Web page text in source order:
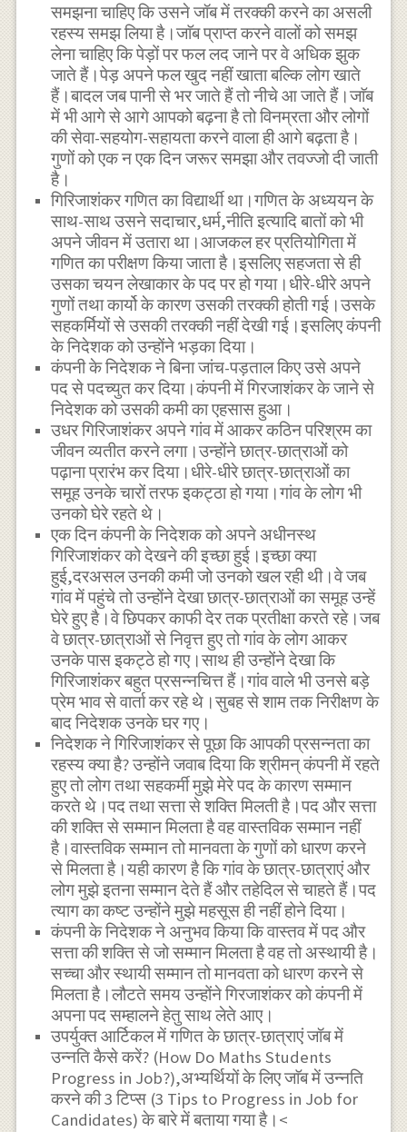
समझना चाहिए कि उसने जॉब में तरक्की करने का असली
रहस्य समझ लिया है।जाॅब प्राप्त करने वालों को समझ
लेना चाहिए कि पेड़ों पर फल लद जाने पर वे अधिक झुक
जाते हैं।पेड़ अपने फल खुद नहीं खाता बल्कि लोग खाते
हैं।बादल जब पानी से भर जाते हैं तो नीचे आ जाते हैं।जाॅब
में भी आगे से आगे आपको बढ़ना है तो विनम्रता और लोगों
की सेवा-सहयोग-सहायता करने वाला ही आगे बढ़ता है।
गुणों को एक न एक दिन जरूर समझा और तवज्जो दी जाती
है।
गिरिजाशंकर गणित का विद्यार्थी था।गणित के अध्ययन के
साथ-साथ उसने सदाचार,धर्म,नीति इत्यादि बातों को भी
अपने जीवन में उतारा था।आजकल हर प्रतियोगिता में
गणित का परीक्षण किया जाता है।इसलिए सहजता से ही
उसका चयन लेखाकार के पद पर हो गया।धीरे-धीरे अपने
गुणों तथा कार्यो के कारण उसकी तरक्की होती गई।उसके
सहकर्मियों से उसकी तरक्की नहीं देखी गई।इसलिए कंपनी
के निदेशक को उन्होंने भड़का दिया।
कंपनी के निदेशक ने बिना जांच-पड़ताल किए उसे अपने
पद से पदच्युत कर दिया।कंपनी में गिरजाशंकर के जाने से
निदेशक को उसकी कमी का एहसास हुआ।
उधर गिरिजाशंकर अपने गांव में आकर कठिन परिश्रम का
जीवन व्यतीत करने लगा।उन्होंने छात्र-छात्राओं को
पढ़ाना प्रारंभ कर दिया।धीरे-धीरे छात्र-छात्राओं का
समूह उनके चारों तरफ इकट्ठा हो गया।गांव के लोग भी
उनको घेरे रहते थे।
एक दिन कंपनी के निदेशक को अपने अधीनस्थ
गिरिजाशंकर को देखने की इच्छा हुई।इच्छा क्या
हुई,दरअसल उनकी कमी जो उनको खल रही थी।वे जब
गांव में पहुंचे तो उन्होंने देखा छात्र-छात्राओं का समूह उन्हें
घेरे हुए है।वे छिपकर काफी देर तक प्रतीक्षा करते रहे।जब
वे छात्र-छात्राओं से निवृत्त हुए तो गांव के लोग आकर
उनके पास इकट्ठे हो गए।साथ ही उन्होंने देखा कि
गिरिजाशंकर बहुत प्रसन्नचित्त हैं।गांव वाले भी उनसे बड़े
प्रेम भाव से वार्ता कर रहे थे।सुबह से शाम तक निरीक्षण के
बाद निदेशक उनके घर गए।
निदेशक ने गिरिजाशंकर से पूछा कि आपकी प्रसन्नता का
रहस्य क्या है? उन्होंने जवाब दिया कि श्रीमन् कंपनी में रहते
हुए तो लोग तथा सहकर्मी मुझे मेरे पद के कारण सम्मान
करते थे।पद तथा सत्ता से शक्ति मिलती है।पद और सत्ता
की शक्ति से सम्मान मिलता है वह वास्तविक सम्मान नहीं
है।वास्तविक सम्मान तो मानवता के गुणों को धारण करने
से मिलता है।यही कारण है कि गांव के छात्र-छात्राएं और
लोग मुझे इतना सम्मान देते हैं और तहेदिल से चाहते हैं।पद
त्याग का कष्ट उन्होंने मुझे महसूस ही नहीं होने दिया।
कंपनी के निदेशक ने अनुभव किया कि वास्तव में पद और
सत्ता की शक्ति से जो सम्मान मिलता है वह तो अस्थायी है।
सच्चा और स्थायी सम्मान तो मानवता को धारण करने से
मिलता है।लौटते समय उन्होंने गिरजाशंकर को कंपनी में
अपना पद सम्हालने हेतु साथ लेते आए।
उपर्युक्त आर्टिकल में गणित के छात्र-छात्राएं जॉब में
उन्नति कैसे करें? (How Do Maths Students
Progress in Job?),अभ्यर्थियों के लिए जाॅब में उन्नति
करने की 3 टिप्स (3 Tips to Progress in Job for
Candidates) के बारे में बताया गया है।<